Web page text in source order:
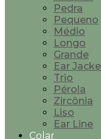
Pedra
Pequeno
Médio
Longo
Grande
Ear
Trio
Pérola
Zircônia
Liso
Ear Line
Colar